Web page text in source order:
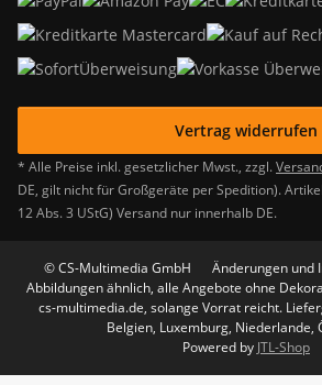
Vertrag widerrufen
* Alle Preise inkl. gesetzlicher Mwst., zzgl.
DE, gilt nicht für Großgeräte per Spedition).
12 Abs. 3 UStG) Versand nur innerhalb DE.
© CS-Multimedia GmbH
Änderungen und
Abbildungen ähnlich, alle Angebote ohne
cs-multimedia.de, solange Vorrat reicht.
Belgien, Luxemburg, Niederlande,
Powered by JTL-Shop